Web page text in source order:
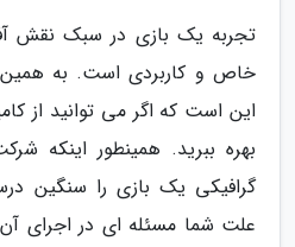
تجربه یک بازی در سبک نقش
خاص و کاربردی است. به همین
این است که اگر می توانید از
بهره ببرید. همینطور اینکه
گرافیکی یک بازی را سنگین
علت شما مسئله ای در اجرای